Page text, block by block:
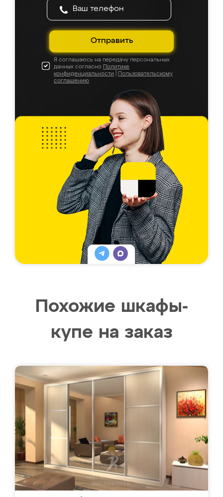
Отправить
Я соглашаюсь на передачу персональных
данных согласно Политике
конфиденциальности
Пользовательскому
соглашению
Похожие шкафы-
купе на заказ